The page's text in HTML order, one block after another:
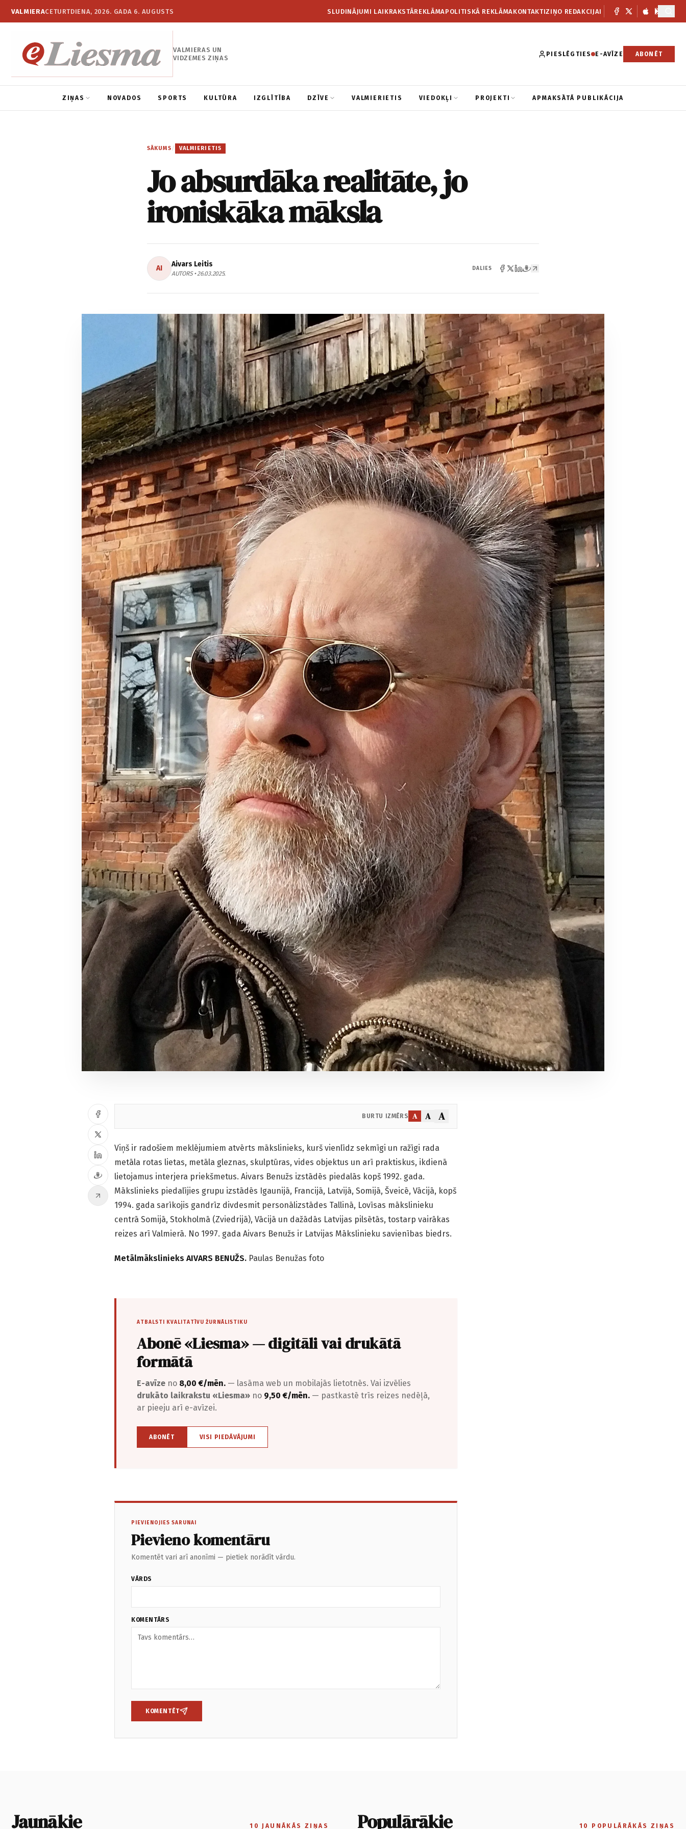
VALMIERACETURTDIENA, 2026. GADA 6. AUGUSTS SLUDINĀJUMI LAIKRAKSTĀREKLĀMAPOLITISKĀ REKLĀMAKONTAKTIZIŅO REDAKCIJAI
VALMIERAS UN
VIDZEMES ZIŅAS
PIESLĒGTIES E-AVĪZE ABONĒT
ZIŅAS NOVADOS SPORTS KULTŪRA IZGLĪTĪBA DZĪVE VALMIERIETIS VIEDOKĻI PROJEKTI APMAKSĀTĀ PUBLIKĀCIJA
SĀKUMS / VALMIERIETIS
Jo absurdāka realitāte, jo
ironiskāka māksla
AI Aivars Leitis
AUTORS • 26.03.2025.
DALIES
BURTU IZMĒRS A A A
Viņš ir radošiem meklējumiem atvērts mākslinieks, kurš vienlīdz sekmīgi un ražīgi rada
metāla rotas lietas, metāla gleznas, skulptūras, vides objektus un arī praktiskus, ikdienā
lietojamus interjera priekšmetus. Aivars Benužs izstādēs piedalās kopš 1992. gada.
Mākslinieks piedalījies grupu izstādēs Igaunijā, Francijā, Latvijā, Somijā, Šveicē, Vācijā, kopš
1994. gada sarīkojis gandrīz divdesmit personālizstādes Tallinā, Lovīsas mākslinieku
centrā Somijā, Stokholmā (Zviedrijā), Vācijā un dažādās Latvijas pilsētās, tostarp vairākas
reizes arī Valmierā. No 1997. gada Aivars Benužs ir Latvijas Mākslinieku savienības biedrs.
Metālmākslinieks AIVARS BENUŽS. Paulas Benužas foto
ATBALSTI KVALITATĪVU ŽURNĀLISTIKU
Abonē «Liesma» — digitāli vai drukātā
formātā
E-avīze no 8,00 €/mēn. — lasāma web un mobilajās lietotnēs. Vai izvēlies
drukāto laikrakstu «Liesma» no 9,50 €/mēn. — pastkastē trīs reizes nedēļā,
ar pieeju arī e-avīzei.
ABONĒT VISI PIEDĀVĀJUMI
PIEVIENOJIES SARUNAI
Pievieno komentāru
Komentēt vari arī anonīmi — pietiek norādīt vārdu.
VĀRDS
KOMENTĀRS
KOMENTĒT
Jaunākie 10 JAUNĀKĀS ZIŅAS Populārākie 10 POPULĀRĀKĀS ZIŅAS